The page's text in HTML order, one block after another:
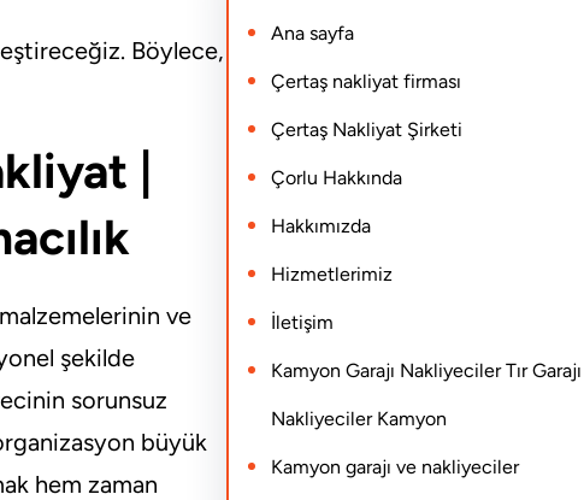
Böylece,
|
ve
şekilde
sorunsuz
büyük
hem zaman
c
h
Ana sayfa
Çertaş nakliyat firması
Çertaş Nakliyat Şirketi
Çorlu Hakkında
Hakkımızda
Hizmetlerimiz
İletişim
Kamyon Garajı Nakliyeciler Tır Garajı
Nakliyeciler Kamyon
Kamyon garajı ve nakliyeciler